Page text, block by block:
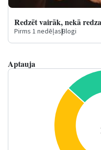
Redzēt vairāk, nekā
Pirms 1 nedēļas|Blogi
Aptauja